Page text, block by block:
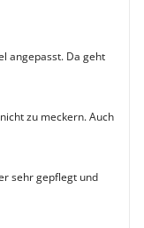
angepasst. Da geht
zu meckern. Auch
sehr gepflegt und